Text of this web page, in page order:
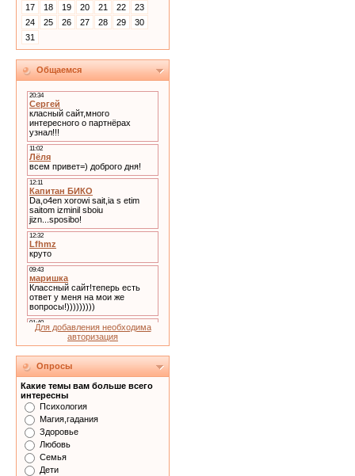
17
18 19 20 21 22
23
24
25 26 27 28 29
30
31
Общаемся
Для добавления необходима
авторизация
Опросы
Какие темы вам больше всего
интересны
Психология
Магия,гадания
Здоровье
Любовь
Семья
Дети